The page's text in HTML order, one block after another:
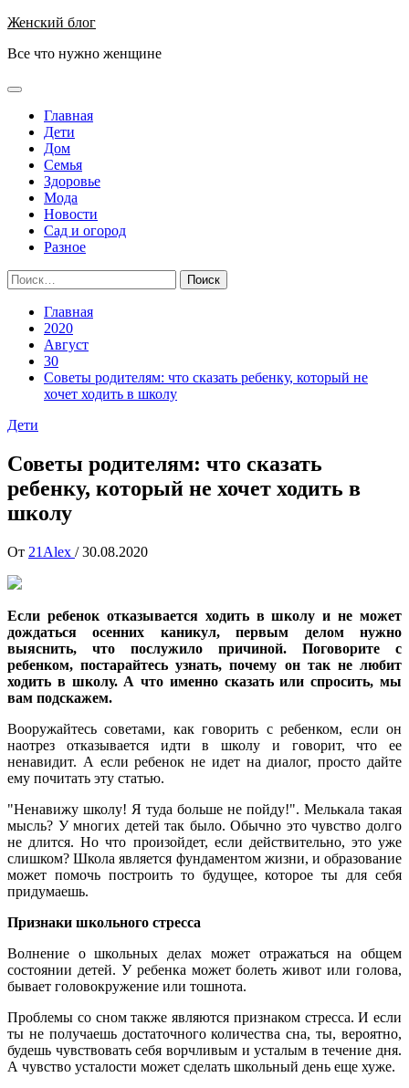
Перейти
содержимому
Женский блог
Все что нужно женщине
Основное
Главная
Дети
Дом
Семья
Здоровье
Мода
Новости
Сад и огород
Разное
Найти:
Главная
2020
Август
30
Советы родителям: что сказать ребенку, который не
хочет ходить в школу
Дети
Советы родителям: что сказать
ребенку, который не хочет ходить в
школу
От 21Alex / 30.08.2020
Если ребенок отказывается ходить в школу и не может
дождаться осенних каникул, первым делом нужно
выяснить, что послужило причиной. Поговорите с
ребенком, постарайтесь узнать, почему он так не любит
ходить в школу. А что именно сказать или спросить, мы
вам подскажем.
Вооружайтесь советами, как говорить с ребенком, если он
наотрез отказывается идти в школу и говорит, что ее
ненавидит. А если ребенок не идет на диалог, просто дайте
ему почитать эту статью.
"Ненавижу школу! Я туда больше не пойду!". Мелькала такая
мысль? У многих детей так было. Обычно это чувство долго
не длится. Но что произойдет, если действительно, это уже
слишком? Школа является фундаментом жизни, и образование
может помочь построить то будущее, которое ты для себя
придумаешь.
Признаки школьного стресса
Волнение о школьных делах может отражаться на общем
состоянии детей. У ребенка может болеть живот или голова,
бывает головокружение или тошнота.
Проблемы со сном также являются признаком стресса. И если
ты не получаешь достаточного количества сна, ты, вероятно,
будешь чувствовать себя ворчливым и усталым в течение дня.
А чувство усталости может сделать школьный день еще хуже.